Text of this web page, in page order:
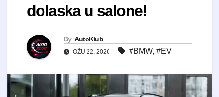
dolaska u salone!
By AutoKlub
OŽU 22, 2026 #BMW, #EV